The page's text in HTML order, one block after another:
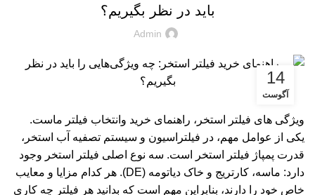
باید در نظر بگیریم؟
Admin
14
آگوست
ویژگی های فیلتر استخر، راهنمای خرید وانتخاب فیلتر ماست.
یکی از عوامل مهم، در فیلتراسیون و سیستم تصفیه آب استخر،
قدرت پمپاژ فیلتر استخر است. سه نوع اصلی فیلتر استخر وجود
دارد: ماسه، کارتریج و خاک دیاتومه (DE). هر کدام مزایا و معایب
خاص خود را دارند، بنابراین مهم است که بدانید هر فیلتر چه کاری